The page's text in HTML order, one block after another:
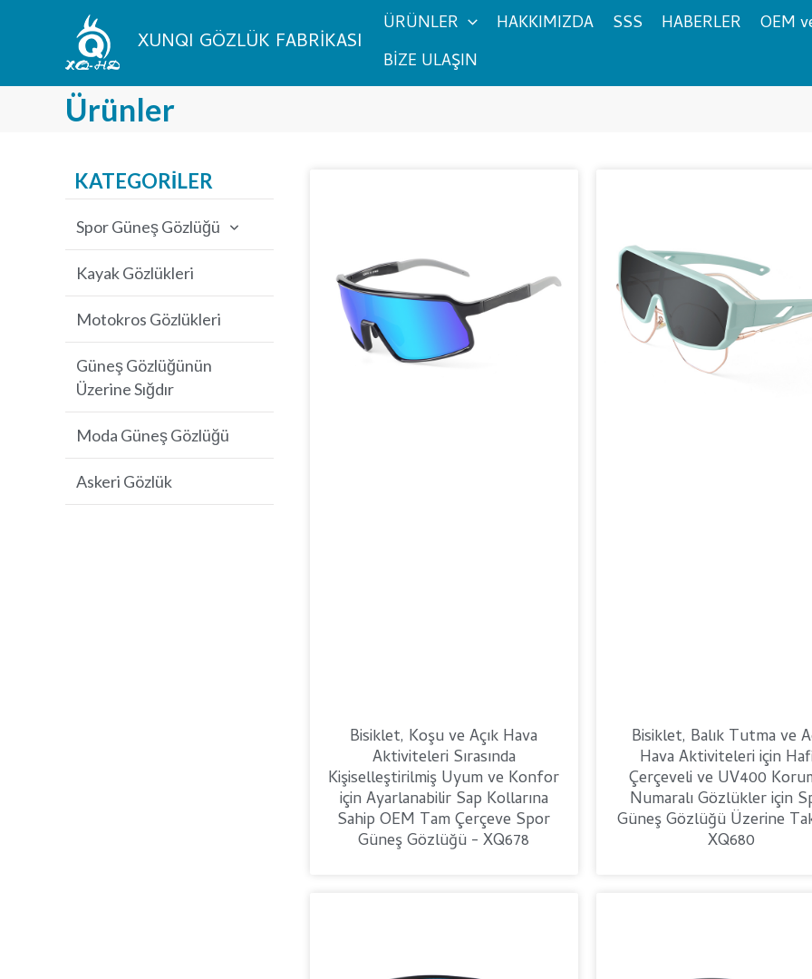
XUNQI GÖZLÜK FABRİKASI
ÜRÜNLER HAKKIMIZDA SSS HABERLER
OEM
BİZE ULAŞIN
Ürünler
KATEGORİLER
Spor Güneş Gözlüğü
Bisiklet Güneş Gözlüğü
Balıkçılık Güneş Gözlüğü
Beyzbol Güneş Gözlüğü
MTB Güneş Gözlüğü
Golf Güneş Gözlüğü
Kayak Gözlükleri
Motokros Gözlükleri
Güneş Gözlüğünün
Üzerine Sığdır
Moda Güneş Gözlüğü
Askeri Gözlük
Bisiklet, Koşu ve Açık Hava
Aktiviteleri Sırasında
Kişiselleştirilmiş Uyum ve Konfor
için Ayarlanabilir Sap Kollarına
Sahip OEM Tam Çerçeve Spor
Güneş Gözlüğü - XQ678
Bisiklet, Balık Tutma ve
Hava Aktiviteleri için
Çerçeveli ve UV400
Numaralı Gözlükler için
Güneş Gözlüğü Üzerine
XQ680